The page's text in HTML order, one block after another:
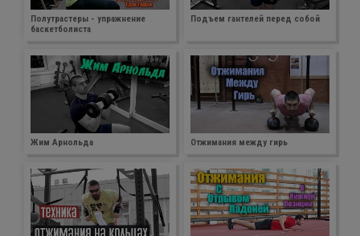
Полутрастеры - упражнение
баскетболиста
Подъем гантелей перед собой
Жим Арнольда Отжимания между гирь